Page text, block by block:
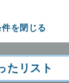
を閉じる
たリスト